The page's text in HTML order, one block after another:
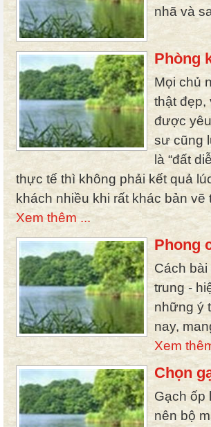
nhã và
Phòng
Mọi chủ
thật đẹp,
được
sư cũng
là “đất
thực tế thì không phải kết quả
khách nhiều khi rất khác bản
Xem thêm ...
Phong
Cách
trung -
những ý
nay,
Xem
Chọn
Gạch ốp
nên bộ